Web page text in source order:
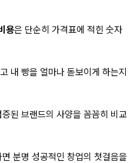
용은 단순히 가격표에 적힌 숫자
내 빵을 얼마나 돋보이게 하는지
된 브랜드의 사양을 꼼꼼히 비교
분명 성공적인 창업의 첫걸음을